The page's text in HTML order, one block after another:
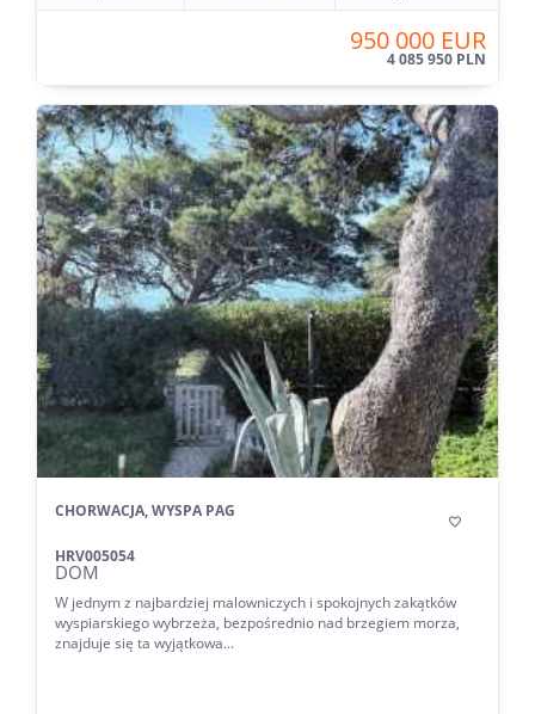
950 000 EUR
4 085 950 PLN
CHORWACJA, WYSPA PAG
HRV005054
DOM

W jednym z najbardziej malowniczych i spokojnych zakątków
wyspiarskiego wybrzeża, bezpośrednio nad brzegiem morza,
znajduje się ta wyjątkowa...